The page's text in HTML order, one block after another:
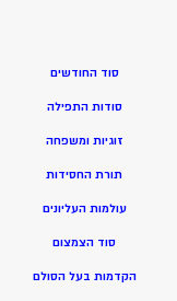
סוד החודשים
סודות התפילה
זוגיות ומשפחה
תורת החסידות
עולמות העליונים
סוד הצמצום
הקדמות בעל הסולם